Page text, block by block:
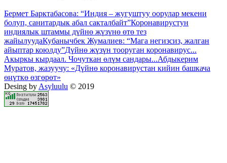
Бермет Барктабасова: “Индия – жугуштуу оорулар мекени
болуп, санитардык абал сакталбайт”Коронавирустун
индиялык штаммы дүйнө жүзүнө өтө тез
жайылуудаКубанычбек Жумалиев: “Мага негизсиз, жалган
айыптар коюлду”Дүйнө жүзүн тооруган коронавирус...
Акыркы кырдаал. Чочуткан өлүм сандары...Абдыкерим
Муратов, жазуучу: «Дүйнө коронавирустан кийин башкача
өңүткө өзгөрөт»
Desing by Asyluulu © 2019